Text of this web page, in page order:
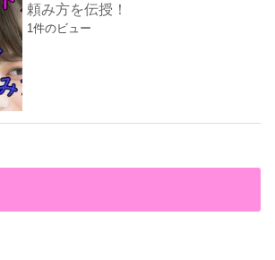
頼み方を伝授！
1件のビュー